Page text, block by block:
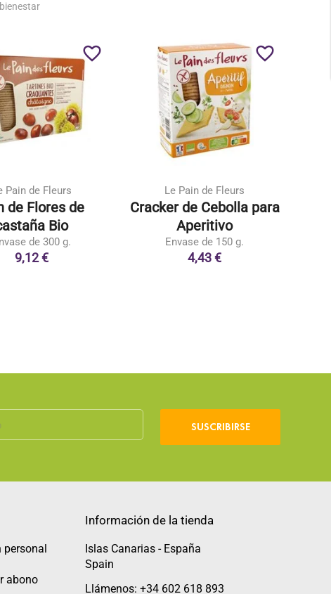
Pain de Fleurs
de Flores de
Bio
de 300 g.
9,12 €
favorite_border
Le Pain de Fleurs
Cracker de Cebolla para
Aperitivo
Envase de 150 g.
4,43 €
favorite_border
SUSCRIBIRSE
abono
Información de la tienda
Islas Canarias - España
Spain
Llámenos: +34 602 618 893